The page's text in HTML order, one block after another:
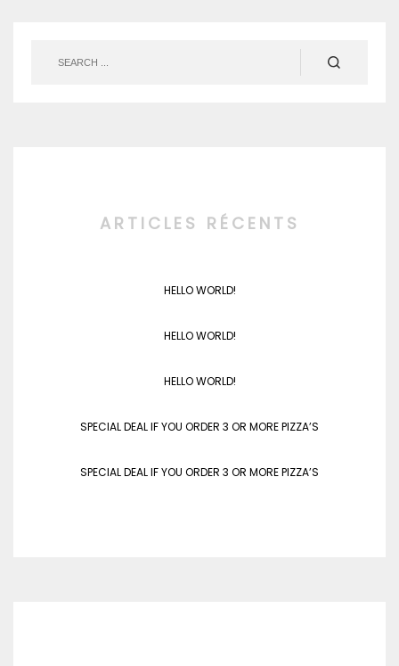
ARTICLES RÉCENTS
HELLO WORLD!
HELLO WORLD!
HELLO WORLD!
SPECIAL DEAL IF YOU ORDER 3 OR MORE PIZZA’S
SPECIAL DEAL IF YOU ORDER 3 OR MORE PIZZA’S